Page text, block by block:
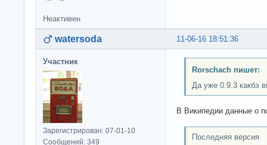
Неактивен
11-06-16 18:51:36
watersoda
Участник
Зарегистрирован: 07-01-10
Сообщений: 349
Rorschach пишет:
Да уже 0.9.3 какбэ
В Википедии данные о
Последняя версия